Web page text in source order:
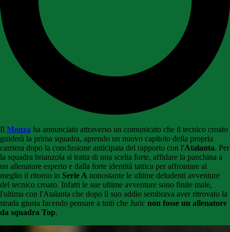
Il Monza ha annunciato attraverso un comunicato che il tecnico croato
guiderà la prima squadra, aprendo un nuovo capitolo della propria
carriera dopo la conclusione anticipata del rapporto con l'Atalanta. Per
la squadra brianzola si tratta di una scelta forte, affidare la panchina a
un allenatore esperto e dalla forte identità tattica per affrontare al
meglio il ritorno in Serie A nonostante le ultime deludenti avventure
del tecnico croato. Infatti le sue ultime avventure sono finite male,
l'ultima con l'Atalanta che dopo il suo addio sembrava aver ritrovato la
strada giusta facendo pensare a tutti che Juric non fosse un allenatore
da squadra Top.